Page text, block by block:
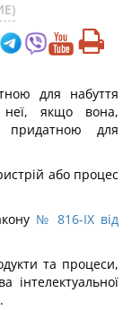
для набуття
неї, якщо вона,
для
або процес
№ 816-IX від
та процеси,